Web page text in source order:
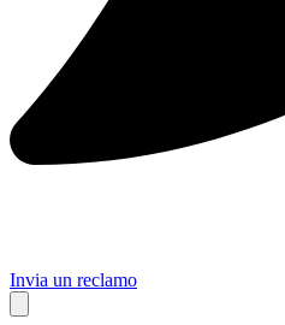
Invia un reclamo